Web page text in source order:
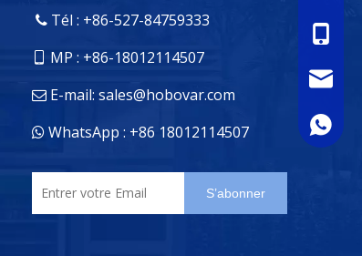
+86
 Tél : +86-527-84759333
MP : +86-18012114507
 E-mail: sales@hobovar.com
 WhatsApp : +86 18012114507
S’abonner